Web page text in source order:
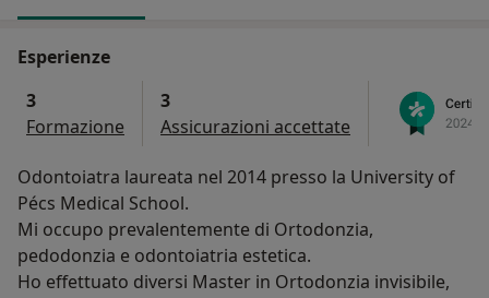
Esperienze
3
Formazione
3
Assicurazioni accettate
Odontoiatra laureata nel 2014 presso la University of
Pécs Medical School.
Mi occupo prevalentemente di Ortodonzia,
pedodonzia e odontoiatria estetica.
Ho effettuato diversi Master in Ortodonzia invisibile,